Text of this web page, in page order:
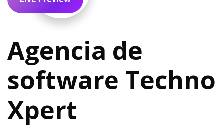
Agencia de
software Techno
Xpert